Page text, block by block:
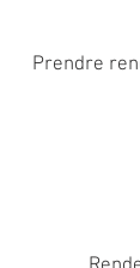
Prendre